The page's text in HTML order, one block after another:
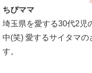
ちびママ
埼玉県を愛する30代2児
中(笑) 愛するサイタマ
す。